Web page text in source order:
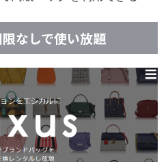
なしで使い放題